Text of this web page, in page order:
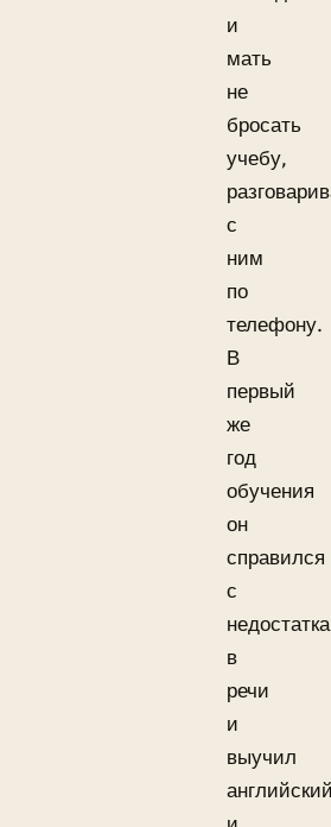
и
мать
не
бросать
учебу,
с
ним
по
телефону.
В
первый
же
год
обучения
он
справился
с
в
речи
и
выучил